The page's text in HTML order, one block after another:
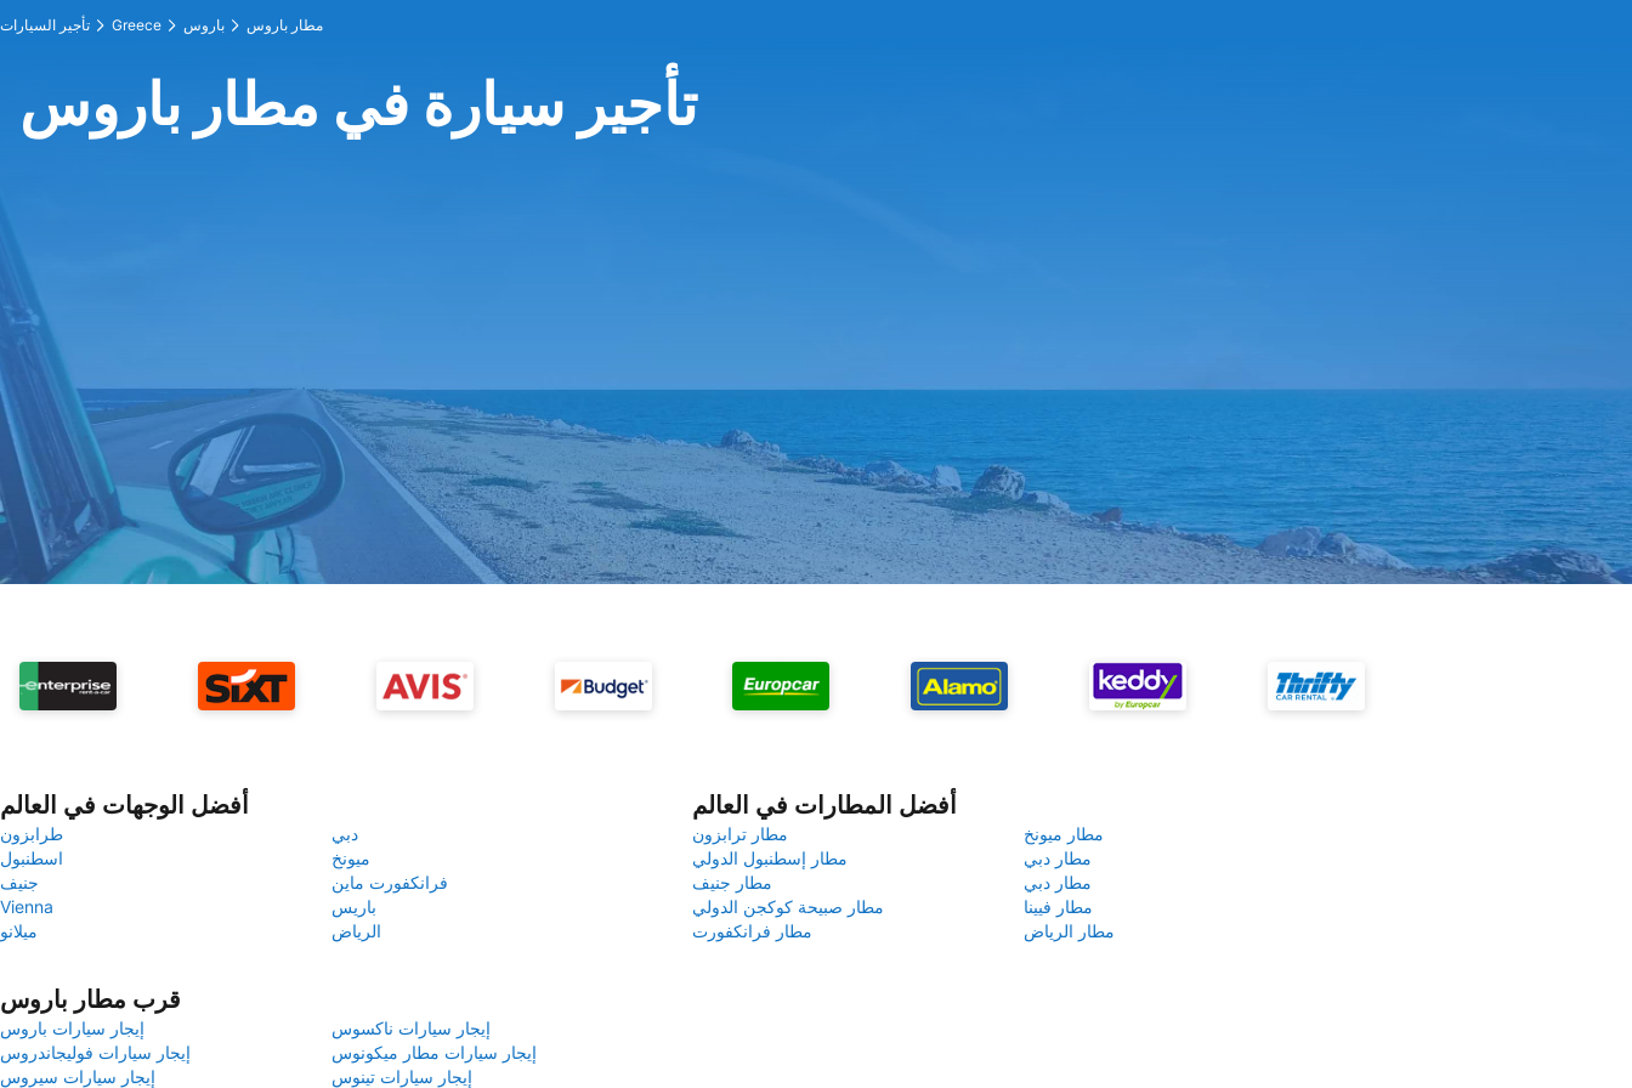
تأجير السيارات Greece باروس مطار باروس
تأجير سيارة في مطار باروس
أفضل الوجهات في العالم
طرابزون
دبي
اسطنبول
ميونخ
جنيف
فرانكفورت ماين
Vienna
باريس
ميلانو
الرياض
أفضل المطارات في العالم
مطار ترابزون
مطار ميونخ
مطار إسطنبول الدولي
مطار دبي
مطار جنيف
مطار دبي
مطار صبيحة كوكجن الدولي
مطار فيينا
مطار فرانكفورت
مطار الرياض
قرب مطار باروس
إيجار سيارات باروس
إيجار سيارات ناكسوس
إيجار سيارات فوليجاندروس
إيجار سيارات مطار ميكونوس
إيجار سيارات سيروس
إيجار سيارات تينوس